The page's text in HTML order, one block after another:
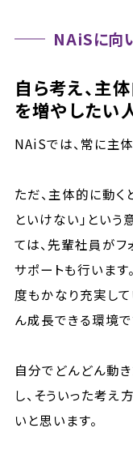
NAiSに向
自ら考え、主
を増やしたい
NAiSでは、常に主
ただ、主体的に動く
といけない」とい
ては、先輩社員がフ
サポートも行います
度もかなり充実し
ん成長できる環境で
自分でどんどん動
し、そういった考
いと思います。